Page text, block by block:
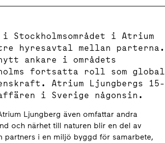
i Atrium
hyresavtal mellan parterna.
ankare i områdets
fortsatta roll som global
Atrium Ljungbergs 15-
i Sverige någonsin.
Ljungberg även omfattar andra
och närhet till naturen blir en del av
partners i en miljö byggd för samarbete,